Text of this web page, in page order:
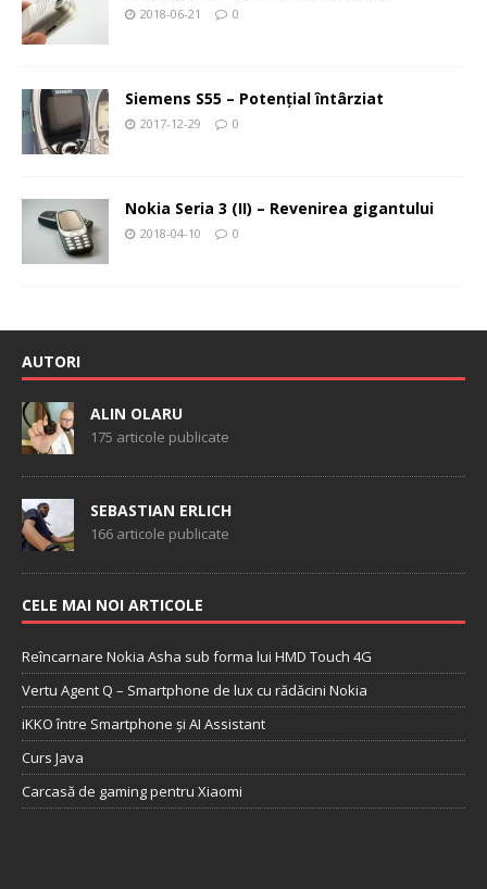
2018-06-21 0
Siemens S55 – Potenţial întârziat
2017-12-29 0
Nokia Seria 3 (II) – Revenirea gigantului
2018-04-10 0
AUTORI
ALIN OLARU
175 articole publicate
SEBASTIAN ERLICH
166 articole publicate
CELE MAI NOI ARTICOLE
Reîncarnare Nokia Asha sub forma lui HMD Touch 4G
Vertu Agent Q – Smartphone de lux cu rădăcini Nokia
iKKO între Smartphone și AI Assistant
Curs Java
Carcasă de gaming pentru Xiaomi